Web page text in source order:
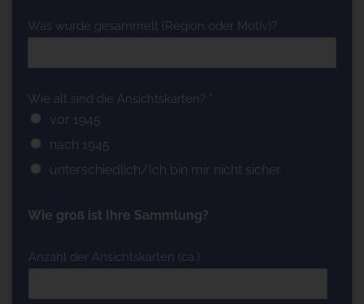
Was wurde gesammelt (Region oder Motiv)? *
Wie alt sind die Ansichtskarten? * *
vor 1945
nach 1945
unterschiedlich/Ich bin mir nicht sicher.
Wie groß ist Ihre Sammlung?
Anzahl der Ansichtskarten (ca.)